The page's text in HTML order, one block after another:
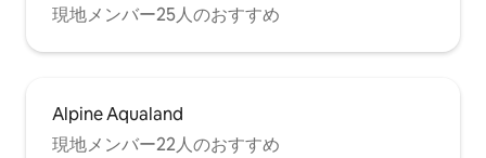
現地メンバー25人のおすすめ
Alpine Aqualand
現地メンバー22人のおすすめ